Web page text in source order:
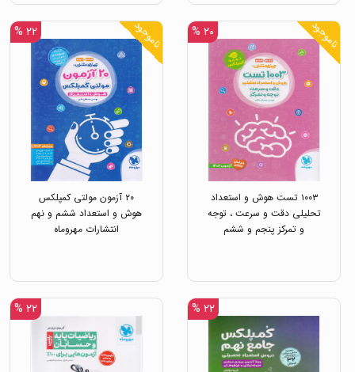
ناموجود ۲۰ %
۱۰۰۳ تست هوش و استعداد
تحلیلی دقت و سرعت ، توجه
و تمرکز پنجم و ششم
ناموجود ۲۲ %
۲۰ آزمون مولتی کمپلکس
هوش و استعداد ششم و نهم
انتشارات مهروماه
۲۲ % ۲۲ %